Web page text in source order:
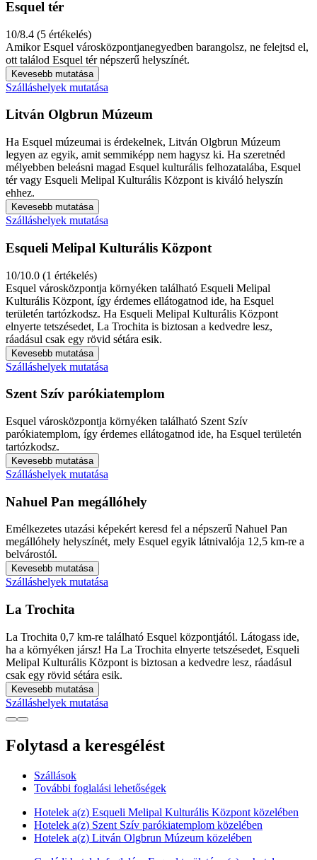
Esquel tér
10/8.4 (5 értékelés)
Amikor Esquel városközpontjanegyedben barangolsz, ne felejtsd el,
ott találod Esquel tér népszerű helyszínét.
Kevesebb mutatása
Szálláshelyek mutatása
Litván Olgbrun Múzeum
Ha Esquel múzeumai is érdekelnek, Litván Olgbrun Múzeum
legyen az egyik, amit semmiképp nem hagysz ki. Ha szeretnéd
mélyebben beleásni magad Esquel kulturális felhozatalába, Esquel
tér vagy Esqueli Melipal Kulturális Központ is kiváló helyszín
ehhez.
Kevesebb mutatása
Szálláshelyek mutatása
Esqueli Melipal Kulturális Központ
10/10.0 (1 értékelés)
Esquel városközpontja környéken található Esqueli Melipal
Kulturális Központ, így érdemes ellátogatnod ide, ha Esquel
területén tartózkodsz. Ha Esqueli Melipal Kulturális Központ
elnyerte tetszésedet, La Trochita is biztosan a kedvedre lesz,
ráadásul csak egy rövid sétára esik.
Kevesebb mutatása
Szálláshelyek mutatása
Szent Szív parókiatemplom
Esquel városközpontja környéken található Szent Szív
parókiatemplom, így érdemes ellátogatnod ide, ha Esquel területén
tartózkodsz.
Kevesebb mutatása
Szálláshelyek mutatása
Nahuel Pan megállóhely
Emélkezetes utazási képekért keresd fel a népszerű Nahuel Pan
megállóhely helyszínét, mely Esquel egyik látnivalója 12,5 km-re a
belvárostól.
Kevesebb mutatása
Szálláshelyek mutatása
La Trochita
La Trochita 0,7 km-re található Esquel központjától. Látogass ide,
ha a környéken jársz! Ha La Trochita elnyerte tetszésedet, Esqueli
Melipal Kulturális Központ is biztosan a kedvedre lesz, ráadásul
csak egy rövid sétára esik.
Kevesebb mutatása
Szálláshelyek mutatása
Folytasd a keresgélést
Szállások
További foglalási lehetőségek
Hotelek a(z) Esqueli Melipal Kulturális Központ közelében
Hotelek a(z) Szent Szív parókiatemplom közelében
Hotelek a(z) Litván Olgbrun Múzeum közelében